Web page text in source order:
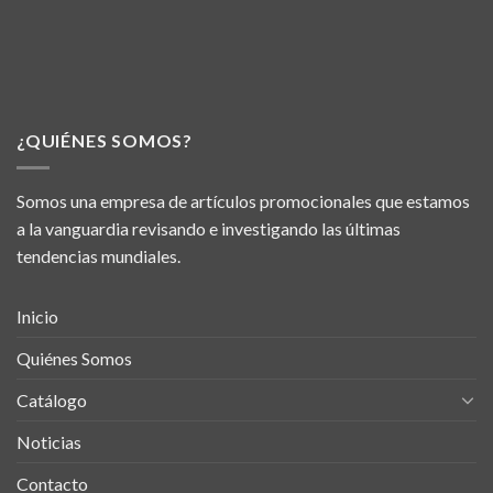
¿QUIÉNES SOMOS?
Somos una empresa de artículos promocionales que estamos
a la vanguardia revisando e investigando las últimas
tendencias mundiales.
Inicio
Quiénes Somos
Catálogo
Noticias
Contacto